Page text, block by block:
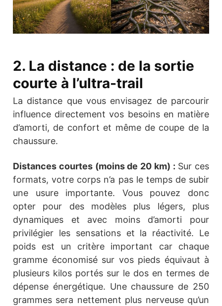
2. La distance : de la sortie
courte à l’ultra-trail
La distance que vous envisagez de parcourir
influence directement vos besoins en matière
d’amorti, de confort et même de coupe de la
chaussure.
Distances courtes (moins de 20 km) : Sur ces
formats, votre corps n’a pas le temps de subir
une usure importante. Vous pouvez donc
opter pour des modèles plus légers, plus
dynamiques et avec moins d’amorti pour
privilégier les sensations et la réactivité. Le
poids est un critère important car chaque
gramme économisé sur vos pieds équivaut à
plusieurs kilos portés sur le dos en termes de
dépense énergétique. Une chaussure de 250
grammes sera nettement plus nerveuse qu’un